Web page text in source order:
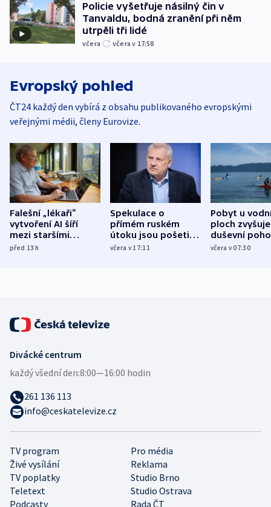
Policie vyšetřuje násilný čin v
Tanvaldu, bodná zranění při něm
utrpěli tři lidé
včera včera v 17:58
Evropský pohled
ČT24 každý den vybírá z obsahu publikovaného evropskými
veřejnými médii, členy Eurovize.
Falešní „lékaři“
vytvoření AI šíří
mezi staršími
Poláky nebezpečné
před 13h
Spekulace o
přímém ruském
útoku jsou pošetilé,
míní estonský
včera v 17:11
Pobyt u
ploch zvyšuje
duševní
ukázala
včera v 07:30
TV program
Pro média
Živé vysílání
Reklama
TV poplatky
Studio Brno
Teletext
Studio Ostrava
Podcasty
Rada ČT
Divácké centrum
každý všední den:8:00—16:00 hodin
261 136 113
info@ceskatelevize.cz